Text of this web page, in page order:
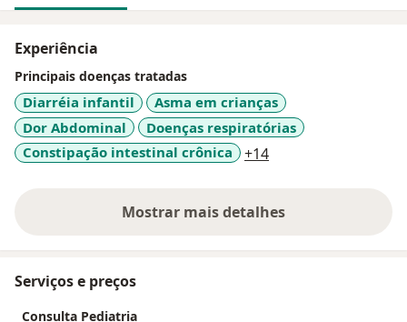
Experiência
Principais doenças tratadas
Diarréia infantil
Asma em crianças
Dor Abdominal
Doenças respiratórias
Constipação intestinal crônica
+14
Mostrar mais detalhes
sobre a experiência
Serviços e preços
Consulta Pediatria